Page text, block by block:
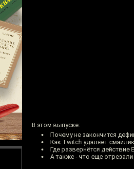
В этом выпуске:
Почему не закончится
Как Twitch удаляет
Где развернётся действие
А также - что еще отрезали